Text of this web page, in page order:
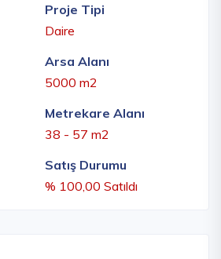
Proje Tipi
Daire
Arsa Alanı
5000 m2
Metrekare Alanı
38 - 57 m2
Satış Durumu
% 100,00 Satıldı